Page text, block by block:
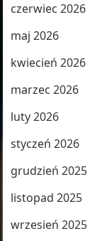
czerwiec 2026
maj 2026
kwiecień 2026
marzec 2026
luty 2026
styczeń 2026
grudzień 2025
listopad 2025
wrzesień 2025